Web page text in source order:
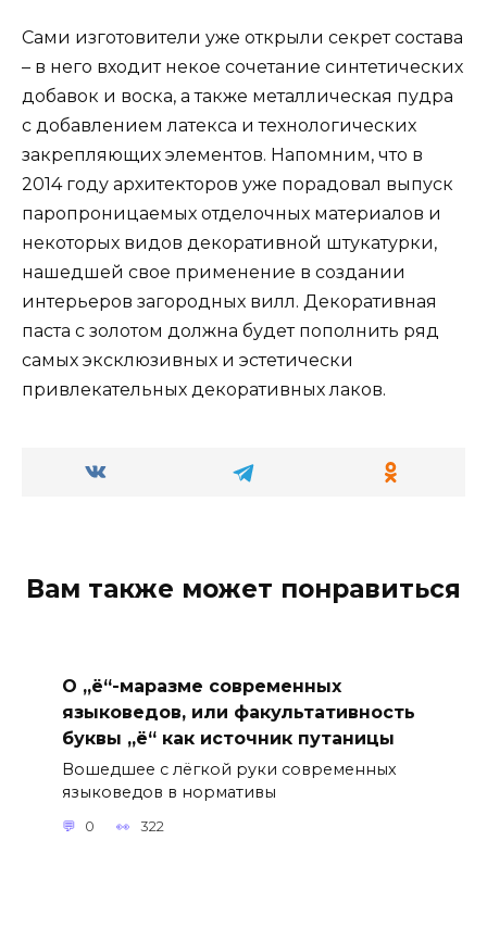
Сами изготовители уже открыли секрет состава
– в него входит некое сочетание синтетических
добавок и воска, а также металлическая пудра
с добавлением латекса и технологических
закрепляющих элементов. Напомним, что в
2014 году архитекторов уже порадовал выпуск
паропроницаемых отделочных материалов и
некоторых видов декоративной штукатурки,
нашедшей свое применение в создании
интерьеров загородных вилл. Декоративная
паста с золотом должна будет пополнить ряд
самых эксклюзивных и эстетически
привлекательных декоративных лаков.
Вам также может понравиться
О „ё“-маразме современных
языковедов, или факультативность
буквы „ё“ как источник путаницы
Вошедшее с лёгкой руки современных
языковедов в нормативы
0 322